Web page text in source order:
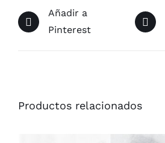
Añadir a
Pinterest
Productos relacionados